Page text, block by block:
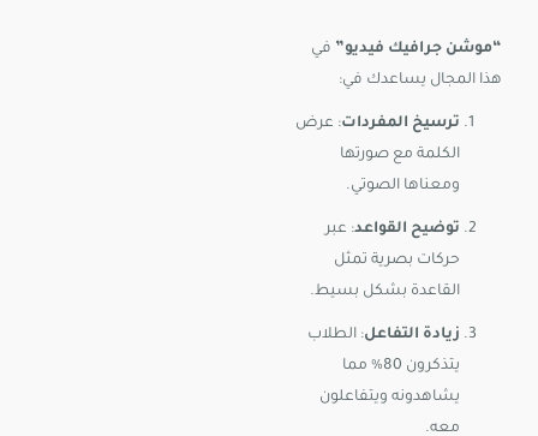
“موشن جرافيك فيديو” في
هذا المجال يساعدك في:
ترسيخ المفردات: عرض
الكلمة مع صورتها
ومعناها الصوتي.
توضيح القواعد: عبر
حركات بصرية تمثل
القاعدة بشكل بسيط.
زيادة التفاعل: الطلاب
يتذكرون 80% مما
يشاهدونه ويتفاعلون
معه.